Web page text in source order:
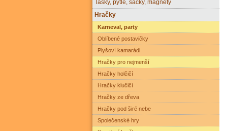
Tašky, pytle, sáčky, magnety
Hračky
Karneval, party
Oblíbené postavičky
Plyšoví kamarádi
Hračky pro nejmenší
Hračky holčičí
Hračky klučičí
Hračky ze dřeva
Hračky pod širé nebe
Společenské hry